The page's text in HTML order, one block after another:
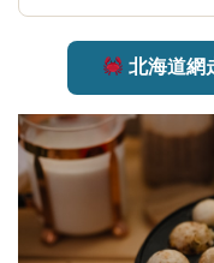
北海道網